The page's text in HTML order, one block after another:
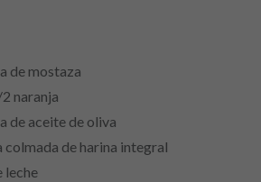
de mostaza
naranja
de aceite de oliva
colmada de harina integral
leche